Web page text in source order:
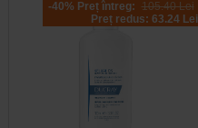
-40% Preț întreg: 105.40 Lei
Preț redus: 63.24 Lei